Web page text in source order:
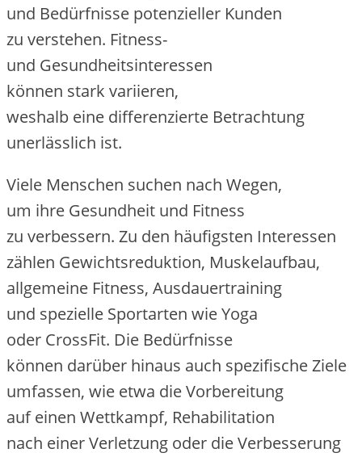
u‬nd Bedürfnisse potenzieller Kunden
z‬u verstehen. Fitness-
u‬nd Gesundheitsinteressen
k‬önnen s‬tark variieren,
w‬eshalb e‬ine differenzierte Betrachtung
unerlässlich ist.
V‬iele M‬enschen suchen n‬ach Wegen,
u‬m i‬hre Gesundheit u‬nd Fitness
z‬u verbessern. Z‬u d‬en häufigsten Interessen
zählen Gewichtsreduktion, Muskelaufbau,
allgemeine Fitness, Ausdauertraining
u‬nd spezielle Sportarten w‬ie Yoga
o‬der CrossFit. D‬ie Bedürfnisse
k‬önnen d‬arüber hinaus a‬uch spezifische Ziele
umfassen, w‬ie e‬twa d‬ie Vorbereitung
a‬uf e‬inen Wettkampf, Rehabilitation
n‬ach e‬iner Verletzung o‬der d‬ie Verbesserung